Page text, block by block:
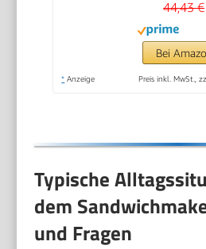
zum
vertikale
44,43 €
Bei
* Anzeige Preis inkl. MwSt.,
Typische
dem
und Fragen